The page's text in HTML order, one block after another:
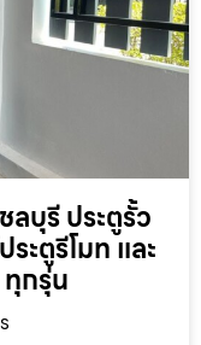
ลบุรี ประตูรั้ว
ะตูรีโมท และ
ทุกรุ่น